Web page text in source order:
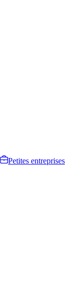
Petites entreprises